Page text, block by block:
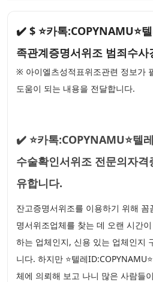
✔️ $ ⭐카톡:COPYNAMU⭐
족관계증명서위조 범죄수
※ 아이엘츠성적표위조관련 정보가
도움이 되는 내용을 전달합니다.
✔️ ⭐카톡:COPYNAMU⭐텔
수술확인서위조 전문의자
유합니다.
잔고증명서위조를 이용하기 위해
명서위조업체를 찾는 데 오랜 시간
하는 업체인지, 신용 있는 업체인지
니다. 하지만 ⭐텔레
체에 의뢰해 보고 나니 많은 사람들